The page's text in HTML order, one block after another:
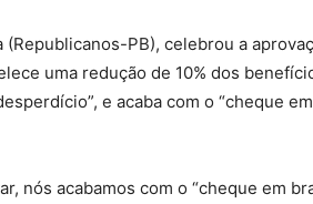
PB), celebrou a
uma redução de 10% dos
e acaba com o “cheque em
nós acabamos com o “cheque em